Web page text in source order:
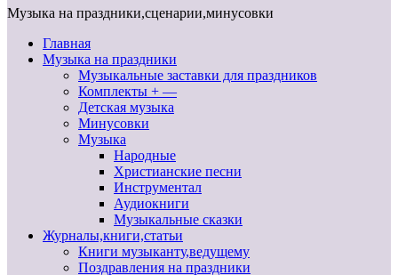
Музыка на праздники,сценарии,минусовки
Главная
Музыка на праздники
Музыкальные заставки для праздников
Комплекты + —
Детская музыка
Минусовки
Музыка
Народные
Христианские песни
Инструментал
Аудиокниги
Музыкальные сказки
Журналы,книги,статьи
Книги музыканту,ведущему
Поздравления на праздники